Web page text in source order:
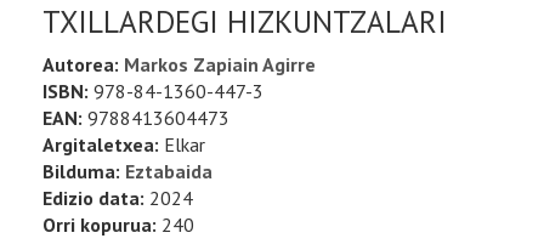
TXILLARDEGI HIZKUNTZALARI
Autorea: Markos Zapiain Agirre
ISBN: 978-84-1360-447-3
EAN: 9788413604473
Argitaletxea: Elkar
Bilduma: Eztabaida
Edizio data: 2024
Orri kopurua: 240